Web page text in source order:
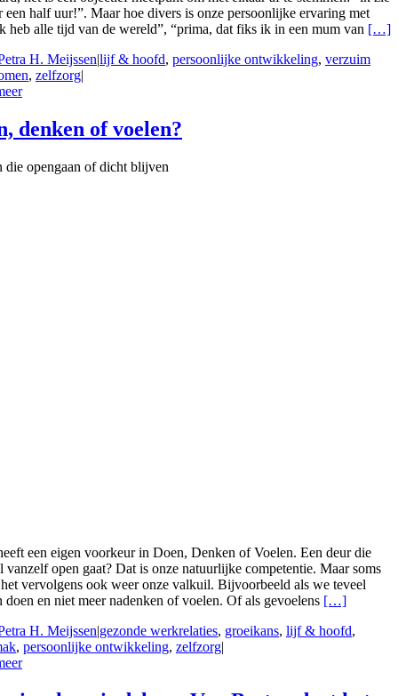
een half uur!”. Maar hoe divers is onze persoonlijke ervaring met
heb alle tijd van de wereld”, “prima, dat fiks ik in een mum van […]
H. Meijssen|lijf & hoofd, persoonlijke ontwikkeling, verzuim
, zelfzorg|
denken of voelen?
die opengaan of dicht blijven
een eigen voorkeur in Doen, Denken of Voelen. Een deur die
vanzelf open gaat? Dat is onze natuurlijke competentie. Maar soms
vervolgens ook weer onze valkuil. Bijvoorbeeld als we teveel
doen en niet meer nadenken of voelen. Of als gevoelens […]
H. Meijssen|gezonde werkrelaties, groeikans, lijf & hoofd,
, persoonlijke ontwikkeling, zelfzorg|